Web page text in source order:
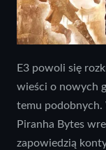
E3 powoli się
wieści o nowych
temu podobnych.
Piranha Bytes
zapowiedzią